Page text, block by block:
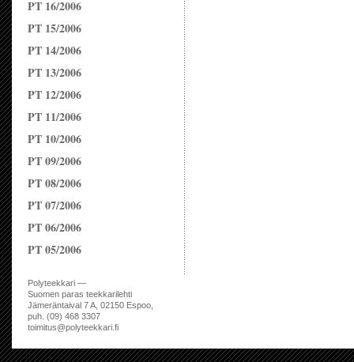
PT 16/2006
PT 15/2006
PT 14/2006
PT 13/2006
PT 12/2006
PT 11/2006
PT 10/2006
PT 09/2006
PT 08/2006
PT 07/2006
PT 06/2006
PT 05/2006
Polyteekkari —
Suomen paras teekkarilehti
Jämeräntaival 7 A, 02150 Espoo,
puh. (09) 468 3307
toimitus@polyteekkari.fi